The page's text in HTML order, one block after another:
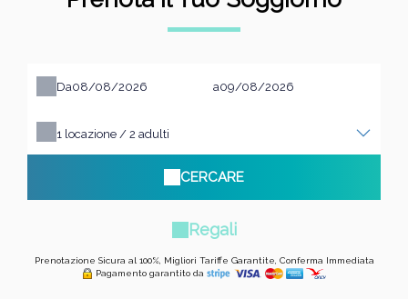
Da a
1 locazione / 2 adulti
CERCARE
Regali
Prenotazione Sicura al 100%, Migliori Tariffe Garantite, Conferma Immediata
Pagamento garantito da